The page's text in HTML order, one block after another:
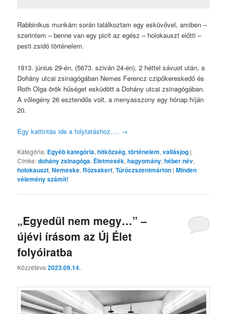
Rabbinikus munkám során találkoztam egy esküvővel, amiben –
szerintem – benne van egy picit az egész – holokauszt előtti –
pesti zsidó történelem.
1913. június 29-én, (5673. sziván 24-én), 2 héttel sávuot után, a
Dohány utcai zsinagógában Nemes Ferencz czipőkereskedő és
Roth Olga örök hűséget esküdött a Dohány utcai zsinagógában.
A vőlegény 26 esztendős volt, a menyasszony egy hónap híján
20.
Egy kattintás ide a folytatáshoz…. →
Kategória: Egyéb kategória,hitközség,történelem,vallásjog |
Címke:dohány zsinagóga, Életmesék,hagyomány,héber név,
holokauszt,Nemeske, Rózsakert,Túróczszentmárton |Minden
vélemény számít!
„Egyedül nem megy…” –
újévi írásom az Új Élet
folyóiratba
Közzétéve2023.09.14.